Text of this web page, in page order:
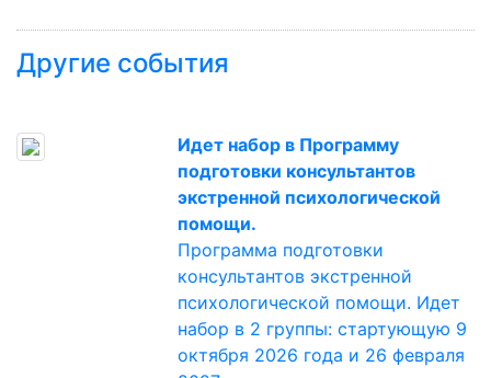
Другие события
Идет набор в Программу
подготовки консультантов
экстренной психологической
помощи.
Программа подготовки
консультантов экстренной
психологической помощи. Идет
набор в 2 группы: стартующую 9
октября 2026 года и 26 февраля